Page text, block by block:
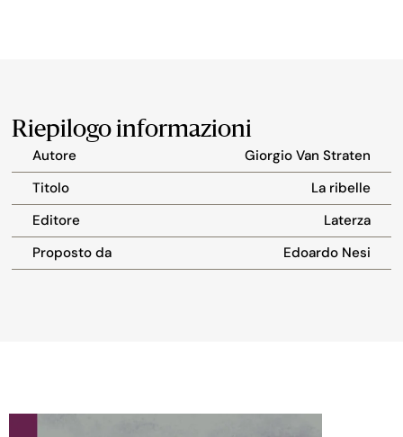
Riepilogo informazioni
Autore
Giorgio Van Straten
Titolo
La ribelle
Editore
Laterza
Proposto da
Edoardo Nesi